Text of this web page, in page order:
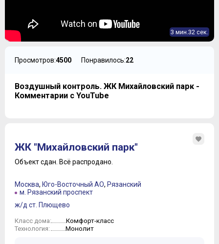
3 мин.32 сек.
Просмотров:4500 Понравилось:22
Воздушный контроль. ЖК Михайловский парк -
Комментарии с YouTube
ЖК "Михайловский парк"
Объект сдан. Всё распродано.
Москва, Юго-Восточный АО, Рязанский
м. Рязанский проспект
ж/д ст. Плющево
Класс дома: Комфорт-класс
Технология: Монолит